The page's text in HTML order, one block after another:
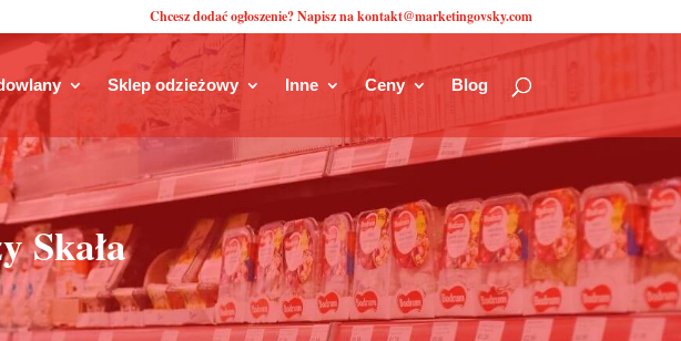
Chcesz dodać ogłoszenie? Napisz na kontakt@marketingovsky.com
Sklep odzieżowy Inne Ceny Blog
Skała